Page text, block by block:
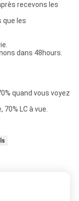
recevons les
que les
dans 48hours.
quand vous voyez
LC à vue.